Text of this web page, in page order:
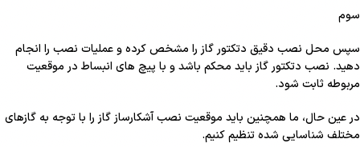
سوم
سپس محل نصب دقیق دتکتور گاز را مشخص کرده و عملیات نصب را انجام
دهید. نصب دتکتور گاز باید محکم باشد و با پیچ های انبساط در موقعیت
مربوطه ثابت شود.
در عین حال، ما همچنین باید موقعیت نصب آشکارساز گاز را با توجه به گازهای
مختلف شناسایی شده تنظیم کنیم.